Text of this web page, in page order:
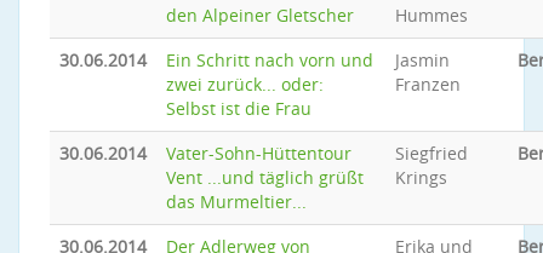
den Alpeiner Gletscher
Hummes
30.06.2014
Ein Schritt nach vorn und
zwei zurück... oder:
Selbst ist die Frau
Jasmin
Franzen
30.06.2014
Vater-Sohn-Hüttentour
Vent ...und täglich grüßt
das Murmeltier...
Siegfried
Krings
30.06.2014
Der Adlerweg von
Erika und